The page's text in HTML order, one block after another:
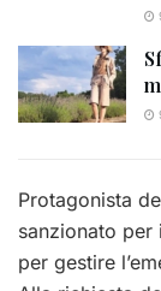
Protagonista
sanzionato per
per gestire